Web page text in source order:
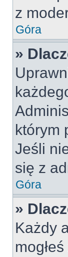
z
Góra
»
którym
Jeśli
się z
Góra
»
Każdy